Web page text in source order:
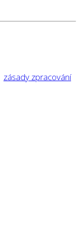
zásady zpracování